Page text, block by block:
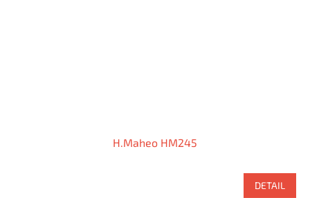
H.Maheo HM245
DETAIL